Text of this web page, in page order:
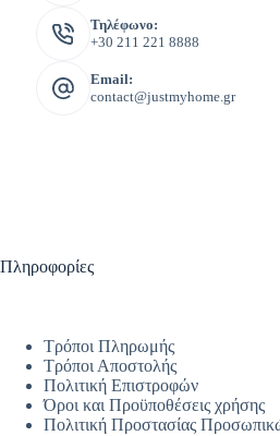
Τηλέφωνο:
+30 211 221 8888
Email:
contact@justmyhome.gr
Πληροφορίες
Τρόποι Πληρωμής
Τρόποι Αποστολής
Πολιτική Επιστροφών
Όροι και Προϋποθέσεις χρήσης
Πολιτική Προστασίας